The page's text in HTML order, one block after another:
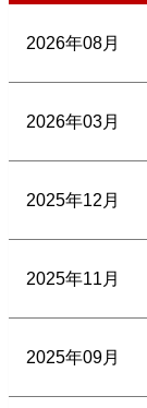
2026年08月
2026年03月
2025年12月
2025年11月
2025年09月